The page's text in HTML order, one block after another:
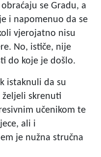
se Gradu, a
i napomenuo da se
vjerojatno nisu
No, ističe, nije
do koje je došlo.
istaknuli da su
željeli skrenuti
učenikom te
ali i
je nužna stručna